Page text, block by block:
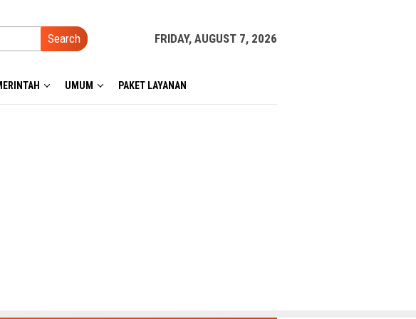
Search FRIDAY, AUGUST 7, 2026
UMUM PAKET LAYANAN